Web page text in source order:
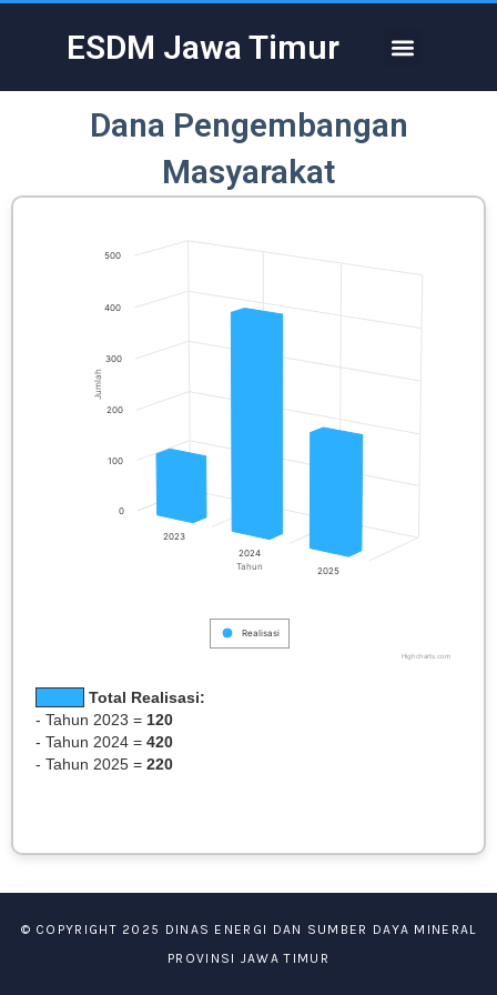
to
content
ESDM Jawa Timur Menu
Dana Pengembangan
Masyarakat
Tahun
Jumlah
Realisasi
2023
2024
2025
0
100
200
300
400
500
Highcharts.com
Total Realisasi:
- Tahun 2023 = 120
- Tahun 2024 = 420
- Tahun 2025 = 220
© COPYRIGHT 2025 DINAS ENERGI DAN SUMBER DAYA MINERAL
PROVINSI JAWA TIMUR